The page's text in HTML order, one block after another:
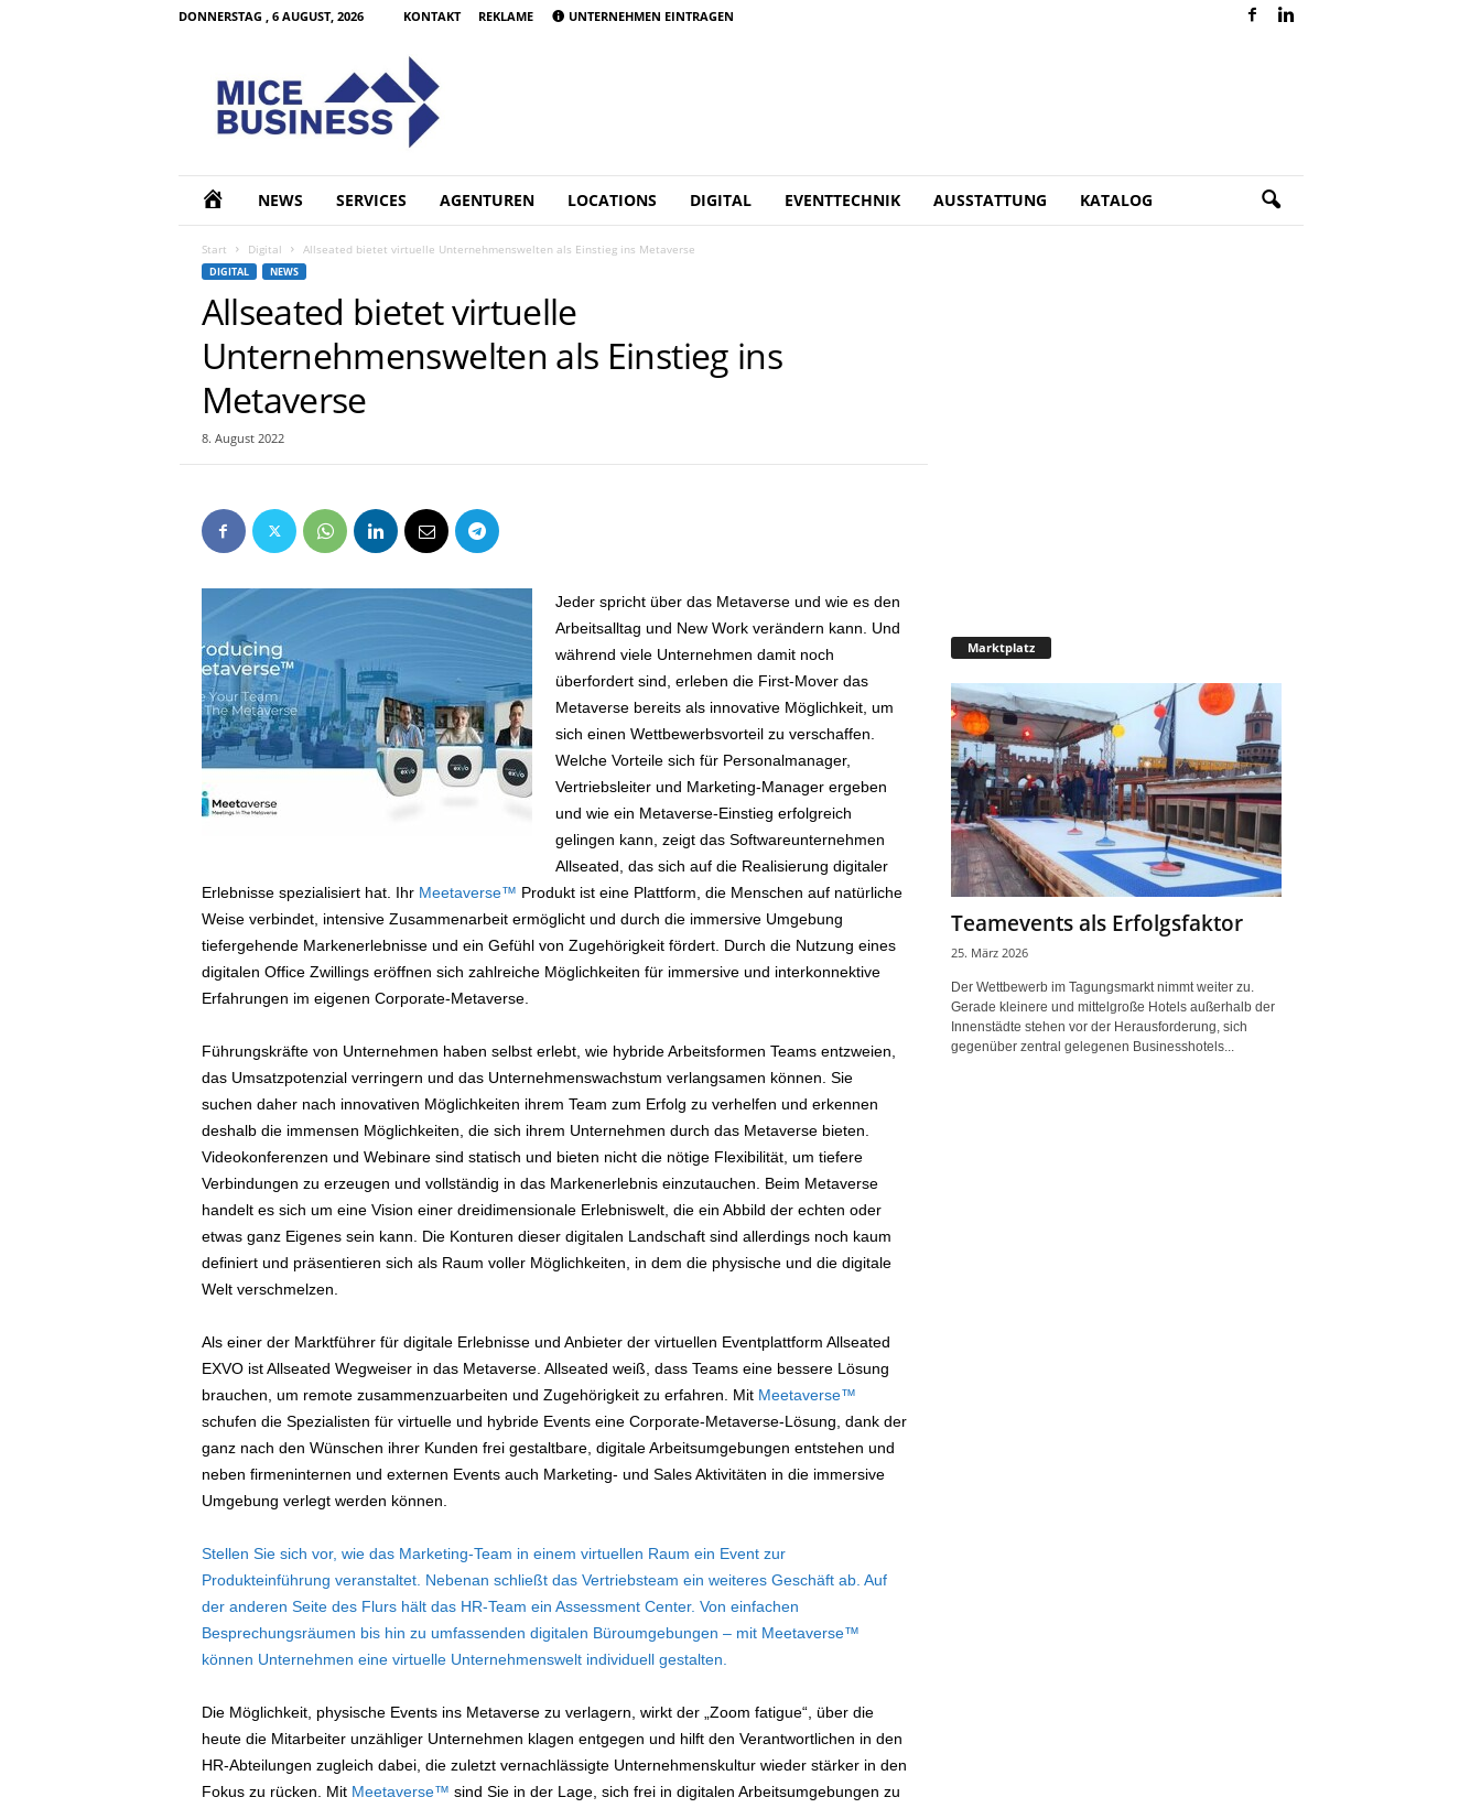
DONNERSTAG , 6 AUGUST, 2026 KONTAKT REKLAME UNTERNEHMEN EINTRAGEN
O
M
E
NEWS SERVICES AGENTUREN LOCATIONS DIGITAL EVENTTECHNIK AUSSTATTUNG KATALOG
Start Digital Allseated bietet virtuelle Unternehmenswelten als Einstieg ins Metaverse
DIGITAL NEWS
Allseated bietet virtuelle
Unternehmenswelten als Einstieg ins
Metaverse
8. August 2022
Jeder spricht über das Metaverse und wie es den
Arbeitsalltag und New Work verändern kann. Und
während viele Unternehmen damit noch
überfordert sind, erleben die First-Mover das
Metaverse bereits als innovative Möglichkeit, um
sich einen Wettbewerbsvorteil zu verschaffen.
Welche Vorteile sich für Personalmanager,
Vertriebsleiter und Marketing-Manager ergeben
und wie ein Metaverse-Einstieg erfolgreich
gelingen kann, zeigt das Softwareunternehmen
Allseated, das sich auf die Realisierung digitaler
Erlebnisse spezialisiert hat. Ihr Meetaverse™ Produkt ist eine Plattform, die Menschen auf natürliche
Weise verbindet, intensive Zusammenarbeit ermöglicht und durch die immersive Umgebung
tiefergehende Markenerlebnisse und ein Gefühl von Zugehörigkeit fördert. Durch die Nutzung eines
digitalen Office Zwillings eröffnen sich zahlreiche Möglichkeiten für immersive und interkonnektive
Erfahrungen im eigenen Corporate-Metaverse.
Führungskräfte von Unternehmen haben selbst erlebt, wie hybride Arbeitsformen Teams entzweien,
das Umsatzpotenzial verringern und das Unternehmenswachstum verlangsamen können. Sie
suchen daher nach innovativen Möglichkeiten ihrem Team zum Erfolg zu verhelfen und erkennen
deshalb die immensen Möglichkeiten, die sich ihrem Unternehmen durch das Metaverse bieten.
Videokonferenzen und Webinare sind statisch und bieten nicht die nötige Flexibilität, um tiefere
Verbindungen zu erzeugen und vollständig in das Markenerlebnis einzutauchen. Beim Metaverse
handelt es sich um eine Vision einer dreidimensionale Erlebniswelt, die ein Abbild der echten oder
etwas ganz Eigenes sein kann. Die Konturen dieser digitalen Landschaft sind allerdings noch kaum
definiert und präsentieren sich als Raum voller Möglichkeiten, in dem die physische und die digitale
Welt verschmelzen.
Als einer der Marktführer für digitale Erlebnisse und Anbieter der virtuellen Eventplattform Allseated
EXVO ist Allseated Wegweiser in das Metaverse. Allseated weiß, dass Teams eine bessere Lösung
brauchen, um remote zusammenzuarbeiten und Zugehörigkeit zu erfahren. Mit Meetaverse™
schufen die Spezialisten für virtuelle und hybride Events eine Corporate-Metaverse-Lösung, dank der
ganz nach den Wünschen ihrer Kunden frei gestaltbare, digitale Arbeitsumgebungen entstehen und
neben firmeninternen und externen Events auch Marketing- und Sales Aktivitäten in die immersive
Umgebung verlegt werden können.
Stellen Sie sich vor, wie das Marketing-Team in einem virtuellen Raum ein Event zur
Produkteinführung veranstaltet. Nebenan schließt das Vertriebsteam ein weiteres Geschäft ab. Auf
der anderen Seite des Flurs hält das HR-Team ein Assessment Center. Von einfachen
Besprechungsräumen bis hin zu umfassenden digitalen Büroumgebungen – mit Meetaverse™
können Unternehmen eine virtuelle Unternehmenswelt individuell gestalten.
Die Möglichkeit, physische Events ins Metaverse zu verlagern, wirkt der „Zoom fatigue“, über die
heute die Mitarbeiter unzähliger Unternehmen klagen entgegen und hilft den Verantwortlichen in den
HR-Abteilungen zugleich dabei, die zuletzt vernachlässigte Unternehmenskultur wieder stärker in den
Fokus zu rücken. Mit Meetaverse™ sind Sie in der Lage, sich frei in digitalen Arbeitsumgebungen zu
Marktplatz
Teamevents als Erfolgsfaktor
25. März 2026
Der Wettbewerb im Tagungsmarkt nimmt weiter zu.
Gerade kleinere und mittelgroße Hotels außerhalb der
Innenstädte stehen vor der Herausforderung, sich
gegenüber zentral gelegenen Businesshotels...